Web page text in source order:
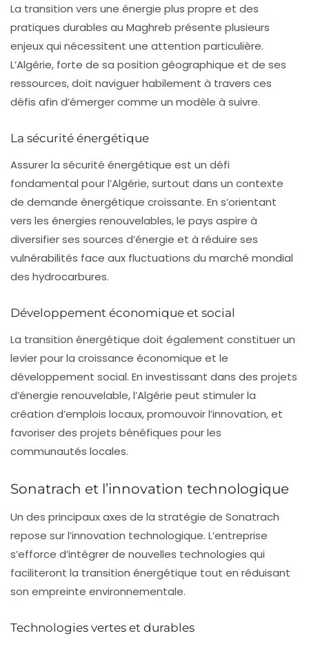
La transition vers une énergie plus propre et des
pratiques durables au Maghreb présente plusieurs
enjeux qui nécessitent une attention particulière.
L’Algérie, forte de sa position géographique et de ses
ressources, doit naviguer habilement à travers ces
défis afin d’émerger comme un modèle à suivre.
La sécurité énergétique
Assurer la sécurité énergétique est un défi
fondamental pour l’Algérie, surtout dans un contexte
de demande énergétique croissante. En s’orientant
vers les énergies renouvelables, le pays aspire à
diversifier ses sources d’énergie et à réduire ses
vulnérabilités face aux fluctuations du marché mondial
des hydrocarbures.
Développement économique et social
La transition énergétique doit également constituer un
levier pour la croissance économique et le
développement social. En investissant dans des projets
d’énergie renouvelable, l’Algérie peut stimuler la
création d’emplois locaux, promouvoir l’innovation, et
favoriser des projets bénéfiques pour les
communautés locales.
Sonatrach et l’innovation technologique
Un des principaux axes de la stratégie de Sonatrach
repose sur l’innovation technologique. L’entreprise
s’efforce d’intégrer de nouvelles technologies qui
faciliteront la transition énergétique tout en réduisant
son empreinte environnementale.
Technologies vertes et durables